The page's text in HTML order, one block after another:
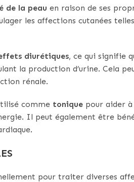
de la peau en raison de ses
les affections cutanées
diurétiques, ce qui signifie
la production d’urine. Cela
rénale.
comme tonique pour aider
Il peut également être
pour traiter diverses